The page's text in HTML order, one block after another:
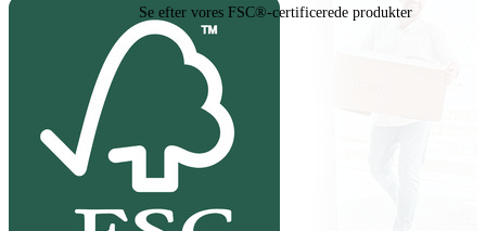
Se efter vores FSC®-certificerede produkter